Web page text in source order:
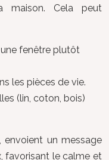
maison. Cela peut
fenêtre plutôt
les pièces de vie.
(lin, coton, bois)
envoient un message
favorisant le calme et